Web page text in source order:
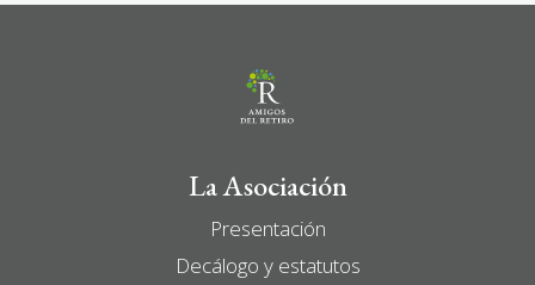
La Asociación
Presentación
Decálogo y estatutos